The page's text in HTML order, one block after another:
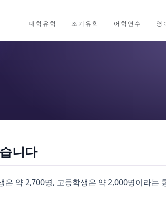
대학유학 조기유학 어학연수 영
니다
약 2,700명, 고등학생은 약 2,000명이라는